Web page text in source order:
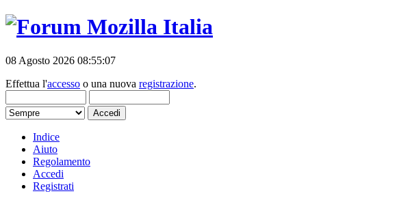
08 Agosto 2026 08:55:07
Effettua l'accesso o una nuova registrazione.
Indice
Aiuto
Regolamento
Accedi
Registrati